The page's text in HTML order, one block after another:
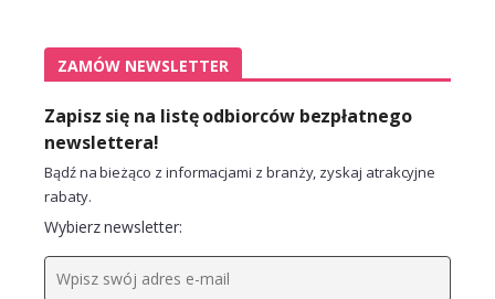
ZAMÓW NEWSLETTER
Zapisz się na listę odbiorców bezpłatnego
newslettera!
Bądź na bieżąco z informacjami z branży, zyskaj atrakcyjne
rabaty.
Wybierz newsletter: